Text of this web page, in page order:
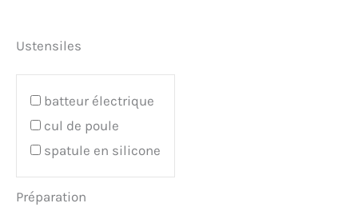
Ustensiles
batteur électrique
cul de poule
spatule en silicone
Préparation